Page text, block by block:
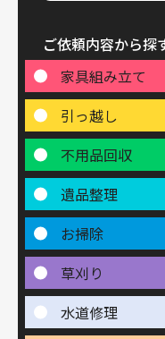
ご依頼内容から探
家具組み立て
引っ越し
不用品回収
遺品整理
お掃除
草刈り
水道修理